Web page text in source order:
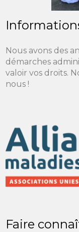
Nous avons des
démarches
valoir vos droits.
nous !
Faire